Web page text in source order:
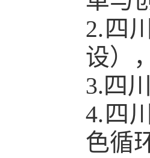
2.四
设）
3.四
4.四
色循